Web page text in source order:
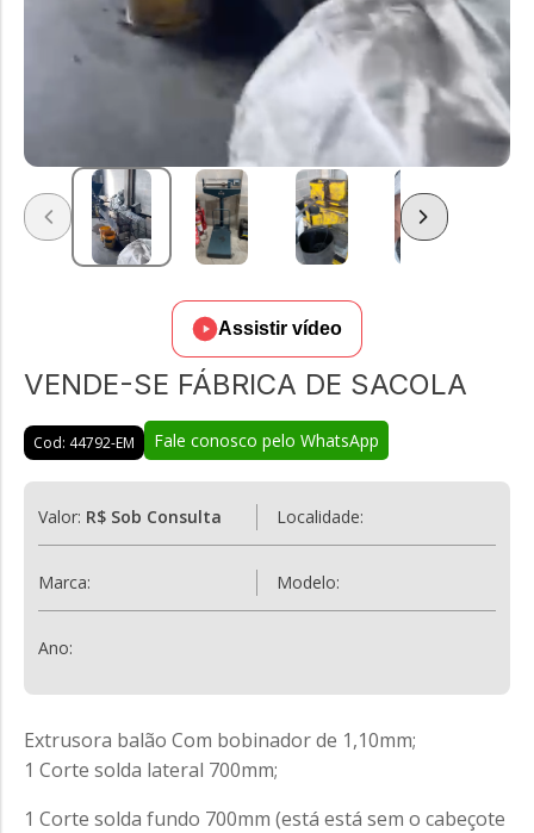
Assistir vídeo
VENDE-SE FÁBRICA DE SACOLA
Cod: 44792-EM Fale conosco pelo WhatsApp
Valor: R$ Sob Consulta Localidade:
Marca: Modelo:
Ano:
Extrusora balão Com bobinador de 1,10mm;
1 Corte solda lateral 700mm;
1 Corte solda fundo 700mm (está está sem o cabeçote